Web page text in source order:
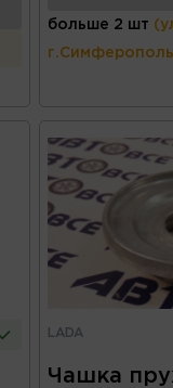
больше 2 шт
LADA
Чашка